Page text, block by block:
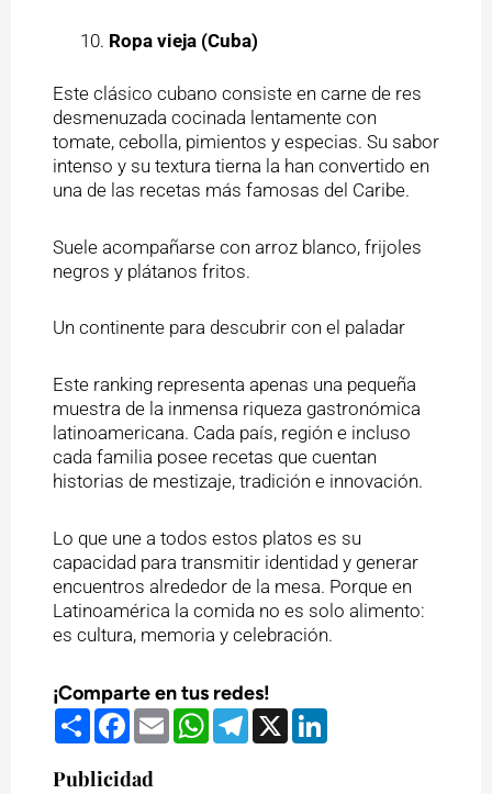
Ropa vieja (Cuba)
Este clásico cubano consiste en carne de res
desmenuzada cocinada lentamente con
tomate, cebolla, pimientos y especias. Su sabor
intenso y su textura tierna la han convertido en
una de las recetas más famosas del Caribe.
Suele acompañarse con arroz blanco, frijoles
negros y plátanos fritos.
Un continente para descubrir con el paladar
Este ranking representa apenas una pequeña
muestra de la inmensa riqueza gastronómica
latinoamericana. Cada país, región e incluso
cada familia posee recetas que cuentan
historias de mestizaje, tradición e innovación.
Lo que une a todos estos platos es su
capacidad para transmitir identidad y generar
encuentros alrededor de la mesa. Porque en
Latinoamérica la comida no es solo alimento:
es cultura, memoria y celebración.
¡Comparte en tus redes!
Compartir
Facebook
EmailWhatsApp
Telegram
X LinkedIn
Publicidad